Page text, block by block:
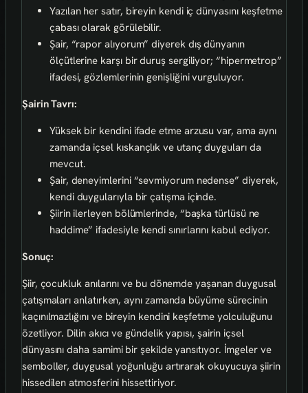
Yazılan her satır, bireyin kendi iç dünyasını keşfetme
çabası olarak görülebilir.
Şair, “rapor alıyorum” diyerek dış dünyanın
ölçütlerine karşı bir duruş sergiliyor; “hipermetrop”
ifadesi, gözlemlerinin genişliğini vurguluyor.
Şairin Tavrı:
Yüksek bir kendini ifade etme arzusu var, ama aynı
zamanda içsel kıskançlık ve utanç duyguları da
mevcut.
Şair, deneyimlerini “sevmiyorum nedense” diyerek,
kendi duygularıyla bir çatışma içinde.
Şiirin ilerleyen bölümlerinde, “başka türlüsü ne
haddime” ifadesiyle kendi sınırlarını kabul ediyor.
Sonuç:
Şiir, çocukluk anılarını ve bu dönemde yaşanan duygusal
çatışmaları anlatırken, aynı zamanda büyüme sürecinin
kaçınılmazlığını ve bireyin kendini keşfetme yolculuğunu
özetliyor. Dilin akıcı ve gündelik yapısı, şairin içsel
dünyasını daha samimi bir şekilde yansıtıyor. İmgeler ve
semboller, duygusal yoğunluğu artırarak okuyucuya şiirin
hissedilen atmosferini hissettiriyor.